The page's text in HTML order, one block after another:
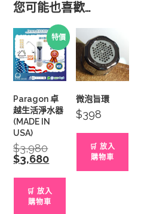
您可能也喜歡…
特價
Paragon 卓
越生活淨水器
(MADE IN
USA)
$3,980Original
price
was:
$3,980.
$3,680Current
price
🛒 放入
購物車
微泡旨環
$398
🛒 放入
購物車